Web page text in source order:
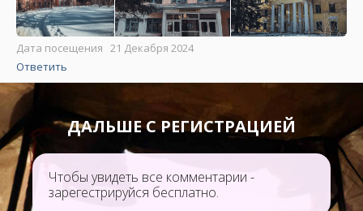
Дата посещения 21 Декабря 2024
Ответить
ДАЛЬШЕ С РЕГИСТРАЦИЕЙ
Чтобы увидеть все комментарии -
зарегестрируйся бесплатно.